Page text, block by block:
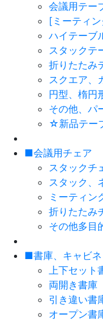
会議用テー
[ミーティ
ハイテーブ
スタックテ
折りたたみ
スクエア、
円型、楕円
その他、パ
☆新品テー
■会議用チェア
スタックチ
スタック、
ミーティン
折りたたみ
その他多目
■書庫、キャビネ
上下セット
両開き書庫
引き違い書
オープン書